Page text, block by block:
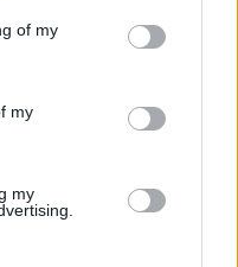
You may click to
its third-party tags to
in below Google
of my
my
my
jelenleg nincs a
hivatalosan